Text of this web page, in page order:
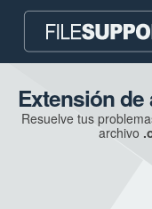
Pagina de inicio
Contacto
Extensión de
Resuelve tus
archivo